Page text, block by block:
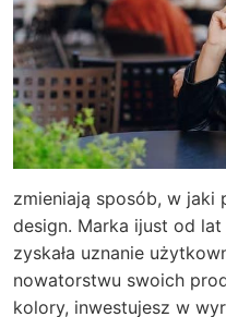
zmieniają sposób, w jaki
design. Marka ijust od
zyskała uznanie
nowatorstwu swoich
kolory, inwestujesz w